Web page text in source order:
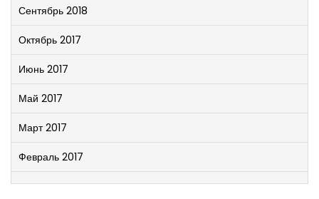
Сентябрь 2018
Октябрь 2017
Июнь 2017
Май 2017
Март 2017
Февраль 2017